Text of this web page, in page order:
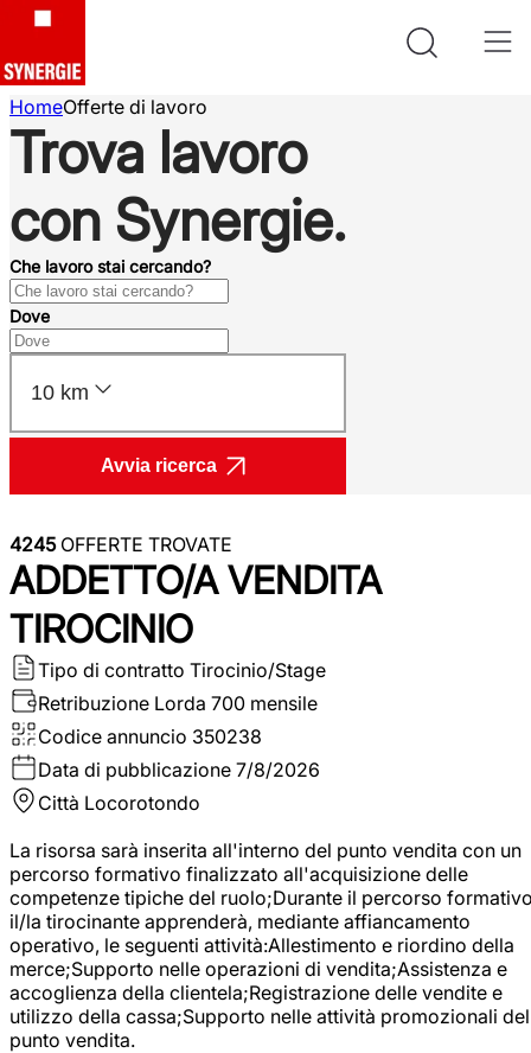
HomeOfferte di lavoro
Trova lavoro
con Synergie.
Che lavoro stai cercando?
Dove
10 km
Avvia ricerca
4245OFFERTE TROVATE
ADDETTO/A VENDITA
TIROCINIO
Tipo di contratto Tirocinio/Stage
Retribuzione Lorda 700 mensile
Codice annuncio 350238
Data di pubblicazione 7/8/2026
Città Locorotondo
La risorsa sarà inserita all'interno del punto vendita con un
percorso formativo finalizzato all'acquisizione delle
competenze tipiche del ruolo;Durante il percorso
il/la tirocinante apprenderà, mediante affiancamento
operativo, le seguenti attività:Allestimento e riordino della
merce;Supporto nelle operazioni di vendita;Assistenza e
accoglienza della clientela;Registrazione delle vendite e
utilizzo della cassa;Supporto nelle attività promozionali del
punto vendita.